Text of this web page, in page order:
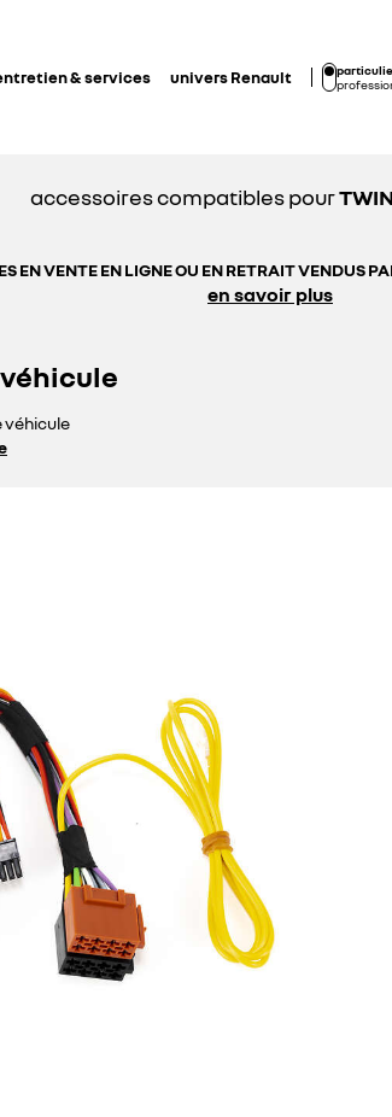
& services univers Renault
accessoires compatibles pour
EN VENTE EN LIGNE OU EN RETRAIT VENDUS
en savoir plus
véhicule